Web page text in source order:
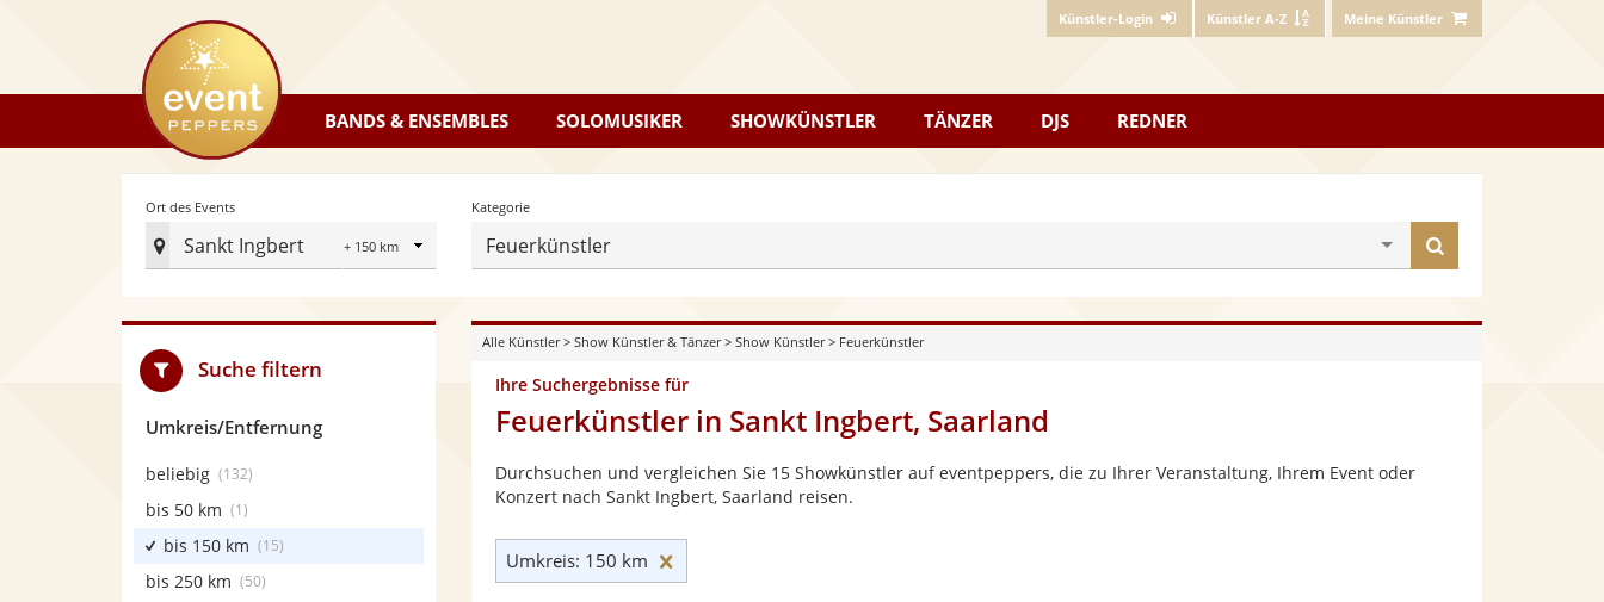
Künstler-Login Künstler A-Z Meine Künstler
eventpeppers
BANDS & ENSEMBLES SOLOMUSIKER SHOWKÜNSTLER TÄNZER DJS REDNER
Ort des Events
Sankt Ingbert
Radius
Ort
Events
festlegen
Kategorie
Feuerkünstler
finden
Alle Künstler> Show Künstler & Tänzer> Show Künstler> Feuerkünstler
Ihre Suchergebnisse für
Feuerkünstler in Sankt Ingbert, Saarland
Durchsuchen und vergleichen Sie 15 Showkünstler auf eventpeppers, die zu Ihrer Veranstaltung, Ihrem Event oder
Konzert nach Sankt Ingbert, Saarland reisen.
Umkreis: 150 km
Suche filtern
Umkreis/Entfernung
beliebig (132)
bis 50 km (1)
bis 150 km (15)
bis 250 km (50)